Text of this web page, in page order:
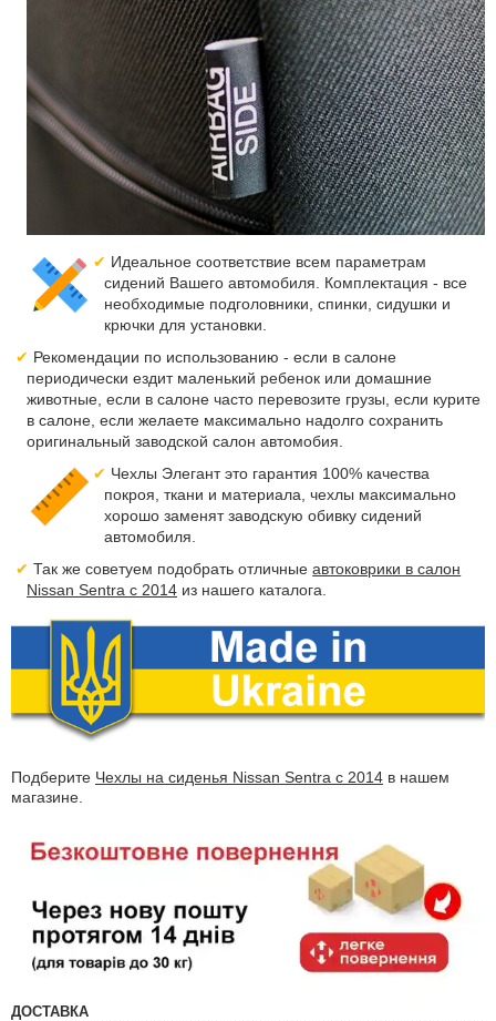
Идеальное соответствие всем параметрам
сидений Вашего автомобиля. Комплектация - все
необходимые подголовники, спинки, сидушки и
крючки для установки.
Рекомендации по использованию - если в салоне
периодически ездит маленький ребенок или домашние
животные, если в салоне часто перевозите грузы, если курите
в салоне, если желаете максимально надолго сохранить
оригинальный заводской салон автомобия.
Чехлы Элегант это гарантия 100% качества
покроя, ткани и материала, чехлы максимально
хорошо заменят заводскую обивку сидений
автомобиля.
Так же советуем подобрать отличныеавтоковрики в салон
Nissan Sentra с 2014 из нашего каталога.
Подберите Чехлы на сиденья Nissan Sentra с 2014 в нашем
магазине.
ДОСТАВКА